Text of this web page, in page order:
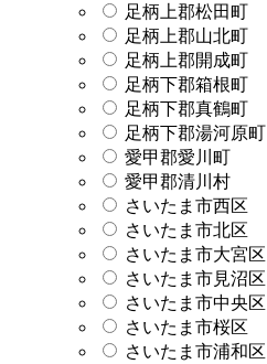
足柄上郡松田町
足柄上郡山北町
足柄上郡開成町
足柄下郡箱根町
足柄下郡真鶴町
足柄下郡湯河原町
愛甲郡愛川町
愛甲郡清川村
さいたま市西区
さいたま市北区
さいたま市大宮区
さいたま市見沼区
さいたま市中央区
さいたま市桜区
さいたま市浦和区